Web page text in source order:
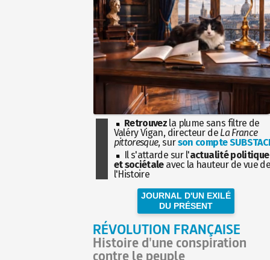
Retrouvez la plume sans filtre de
Valéry Vigan, directeur de La France
pittoresque, surson compte
Il s'attarde sur l'actualité politique
et sociétaleavec la hauteur de vue
l'Histoire
JOURNAL D'UN EXILÉ
DU PRÉSENT
RÉVOLUTION FRANÇAISE
Histoire d'une conspiration
contre le peuple